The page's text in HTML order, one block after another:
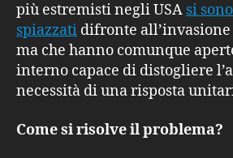
più estremisti negli USA si
spiazzati difronte
ma che hanno comunque
interno capace di distogliere
necessità di una risposta
Come si risolve il problema?